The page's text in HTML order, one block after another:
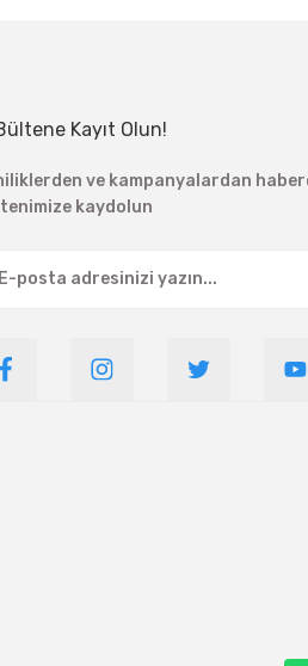
Kayıt Olun!
ve kampanyalardan
kaydolun